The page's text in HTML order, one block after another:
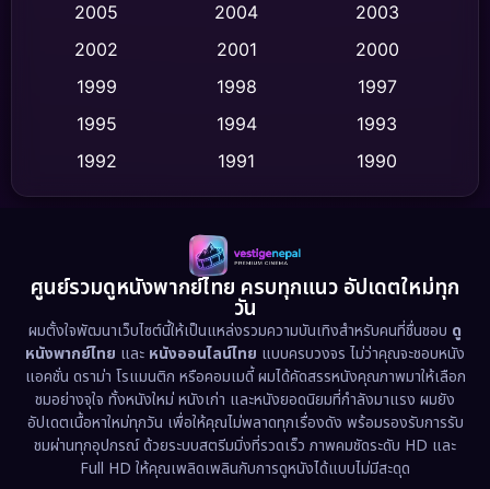
Cult Film
Dance เต้น (10)
Detective สืบสวน (62)
Disaster (13)
Disney+ (5)
Documentary สารคดี (94)
Drama ดราม่า (1,513)
Dystopian (17)
2005
2004
2003
2002
2001
2000
1999
1998
1997
1995
1994
1993
1992
1991
1990
1989
1988
1986
1983
1978
1974
1962
ศูนย์รวมดูหนังพากย์ไทย ครบทุกแนว อัปเดตใหม่ทุก
วัน
ผมตั้งใจพัฒนาเว็บไซต์นี้ให้เป็นแหล่งรวมความบันเทิงสำหรับคนที่ชื่นชอบ ดู
หนังพากย์ไทย และ หนังออนไลน์ไทย แบบครบวงจร ไม่ว่าคุณจะชอบหนัง
แอคชั่น ดราม่า โรแมนติก หรือคอมเมดี้ ผมได้คัดสรรหนังคุณภาพมาให้เลือก
ชมอย่างจุใจ ทั้งหนังใหม่ หนังเก่า และหนังยอดนิยมที่กำลังมาแรง ผมยัง
อัปเดตเนื้อหาใหม่ทุกวัน เพื่อให้คุณไม่พลาดทุกเรื่องดัง พร้อมรองรับการรับ
ชมผ่านทุกอุปกรณ์ ด้วยระบบสตรีมมิ่งที่รวดเร็ว ภาพคมชัดระดับ HD และ
Full HD ให้คุณเพลิดเพลินกับการดูหนังได้แบบไม่มีสะดุด